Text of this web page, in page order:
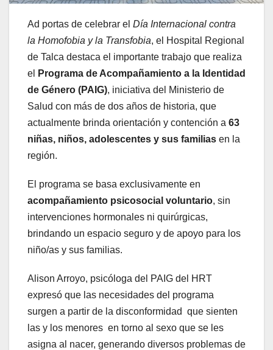
Ad portas de celebrar el Día Internacional contra
la Homofobia y la Transfobia, el Hospital Regional
de Talca destaca el importante trabajo que realiza
el
Programa de Acompañamiento a la Identidad
de Género (PAIG), iniciativa del Ministerio de
Salud con más de dos años de historia, que
actualmente brinda orientación y contención a 63
niñas, niños, adolescentes y sus familias en la
región.
El programa se basa exclusivamente en
acompañamiento psicosocial voluntario, sin
intervenciones hormonales ni quirúrgicas,
brindando un espacio seguro y de apoyo para los
niño/as y sus familias.
Alison Arroyo, psicóloga del PAIG del HRT
expresó que las necesidades del programa
surgen a partir de la disconformidad que sienten
las y los menores en torno al sexo que se les
asigna al nacer, generando diversos problemas de